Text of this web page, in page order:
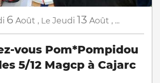
6 Août , Le Jeudi 13 Août , ...
vous Pom*Pompidou
5/12 Magcp à Cajarc